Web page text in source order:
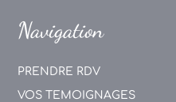
Navigation
PRENDRE RDV
VOS TEMOIGNAGES